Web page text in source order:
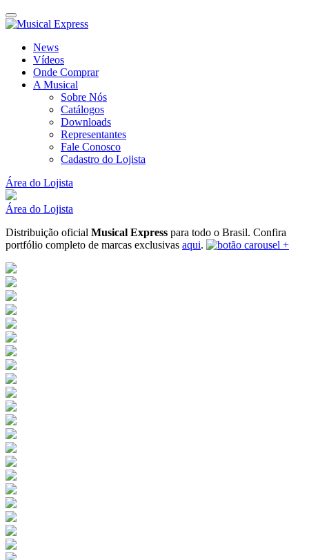
News
Vídeos
Onde Comprar
A Musical
Sobre Nós
Catálogos
Downloads
Representantes
Fale Conosco
Cadastro do Lojista
Área do Lojista
Área do Lojista
Distribuição oficial Musical Express para todo o Brasil. Confira
portfólio completo de marcas exclusivas aqui.